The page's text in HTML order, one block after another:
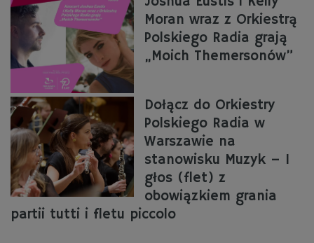
Moran wraz z Orkiestrą
Polskiego Radia grają
„Moich Themersonów”
Dołącz do Orkiestry
Polskiego Radia w
Warszawie na
stanowisku Muzyk – I
głos (flet) z
obowiązkiem grania
partii tutti i fletu piccolo